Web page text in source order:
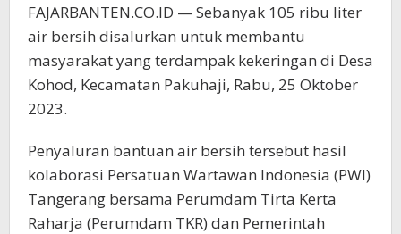
FAJARBANTEN.CO.ID — Sebanyak 105 ribu liter
air bersih disalurkan untuk membantu
masyarakat yang terdampak kekeringan di Desa
Kohod, Kecamatan Pakuhaji, Rabu, 25 Oktober
2023.
Penyaluran bantuan air bersih tersebut hasil
kolaborasi Persatuan Wartawan Indonesia (PWI)
Tangerang bersama Perumdam Tirta Kerta
Raharja (Perumdam TKR) dan Pemerintah